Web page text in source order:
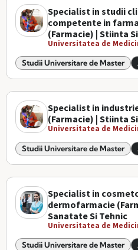
Specialist in studii
competente in
(Farmacie) | Stiinta
Universitatea de
Studii Universitare de Master
Specialist in
(Farmacie) | Stiinta
Universitatea de
Studii Universitare de Master
Specialist in
dermofarmacie
Sanatate Si Tehnic
Universitatea de
Studii Universitare de Master